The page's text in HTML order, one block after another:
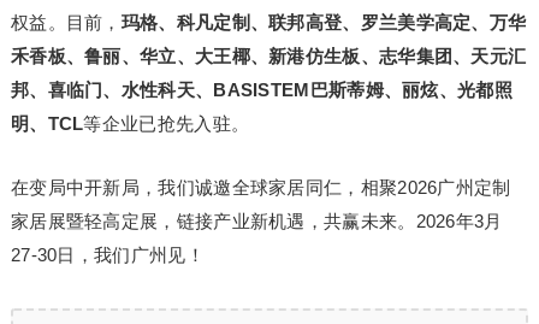
权益。目前， 玛格、科凡定制、联邦高登、罗兰美学高定、万华
禾香板、鲁丽、华立、大王椰、新港仿生板、志华集团、天元汇
邦、喜临门、水性科天、BASISTEM巴斯蒂姆、丽炫、光都照
明、TCL等企业已抢先入驻。
在变局中开新局，我们诚邀全球家居同仁，相聚2026广州定制
家居展暨轻高定展，链接产业新机遇，共赢未来。2026年3月
27-30日，我们广州见！